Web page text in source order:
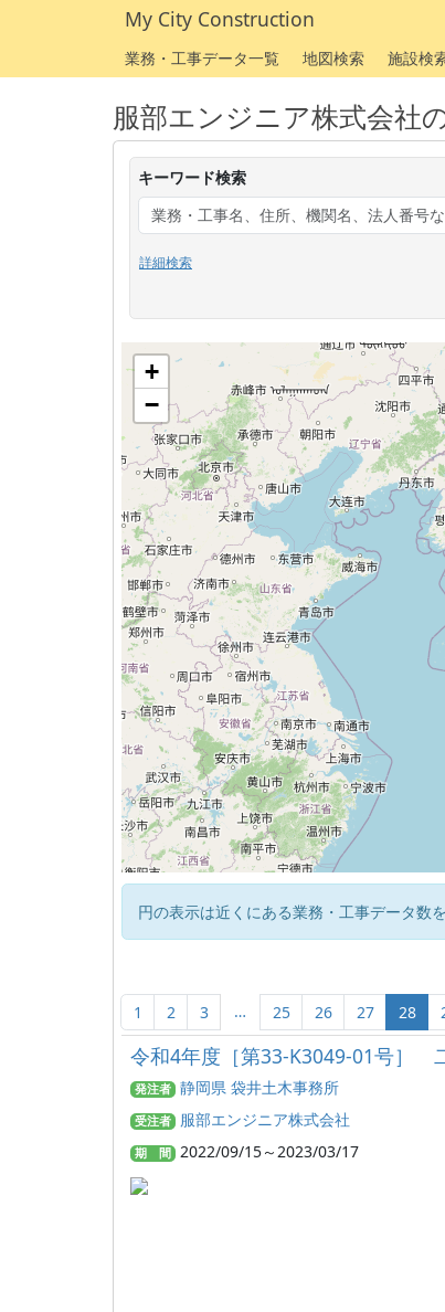
My City Construction
業務・工事データ一覧
地図検索 施設検
服部エンジニア株式会社
キーワード検索
詳細検索
+
−
円の表示は近くにある業務・工事データ数
1 2 3 … 25 26 27 28
令和4年度［第33-K3049-01号］
発注者 静岡県 袋井土木事務所
受注者 服部エンジニア株式会社
期 間 2022/09/15～2023/03/17